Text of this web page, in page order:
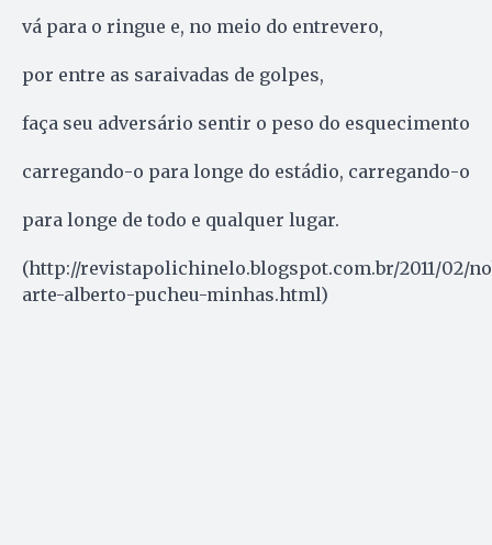
vá para o ringue e, no meio do entrevero,
por entre as saraivadas de golpes,
faça seu adversário sentir o peso do esquecimento
carregando-o para longe do estádio, carregando-o
para longe de todo e qualquer lugar.
(http://revistapolichinelo.blogspot.com.br/2011/02/
arte-alberto-pucheu-minhas.html)